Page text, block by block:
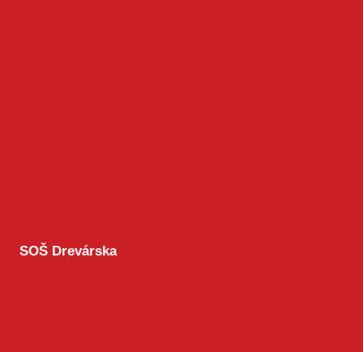
SOŠ Drevárska